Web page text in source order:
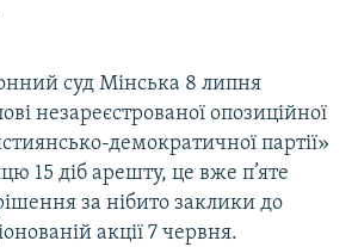
суд Мінська 8 липня
незареєстрованої опозиційної
демократичної партії»
15 діб арешту, це вже п’яте
за нібито заклики до
акції 7 червня.